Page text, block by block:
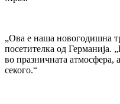
„Ова е наша новогодишна
посетителка од
во празничната атмосфера,
секого.“